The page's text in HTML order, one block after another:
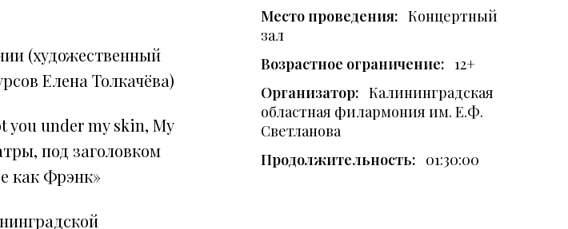
(художественный
Елена Толкачёва)
you under my skin, My
под заголовком
как Фрэнк»
Место проведения: Концертный
зал
Возрастное ограничение: 12+
Организатор: Калининградская
областная филармония им. Е.Ф.
Светланова
Продолжительность: 01:30:00